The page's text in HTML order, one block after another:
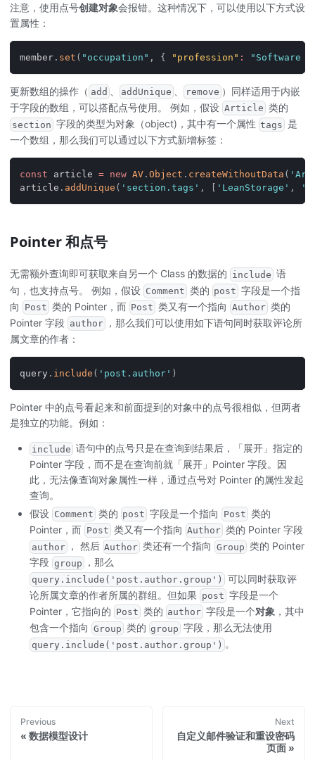
注意，使用点号创建对象会报错。这种情况下，可以使用以下方式设
置属性：
member . set ( "occupation" , { "profession" : "Software
更新数组的操作（ add addUnique remove ）同样适用于内嵌
于字段的数组，可以搭配点号使用。 例如，假设 Article 类的
section 字段的类型为对象（object)，其中有一个属性 tags 是
一个数组，那么我们可以通过以下方式新增标签：
const article = new AV . Object . createWithoutData (
article . addUnique ( 'section.tags' , 'LeanStorage' ,
Pointer 和点号
无需额外查询即可获取来自另一个 Class 的数据的 include 语
句，也支持点号。 例如，假设 Comment 类的 post 字段是一个指
向
Post 类的 Pointer，而 Post 类又有一个指向 Author 类的
Pointer 字段 author
，那么我们可以使用如下语句同时获取评论所
属文章的作者：
query . include ( 'post.author' )
Pointer 中的点号看起来和前面提到的对象中的点号很相似，但两者
是独立的功能。例如：
include 语句中的点号只是在查询到结果后，「展开」指定的
Pointer 字段，而不是在查询前就「展开」Pointer 字段。因
此，无法像查询对象属性一样，通过点号对 Pointer 的属性发起
查询。
假设 Comment 类的 post 字段是一个指向 Post 类的
Pointer，而 Post 类又有一个指向 Author 类的 Pointer 字段
author， 然后 Author 类还有一个指向Group 类的 Pointer
字段 group ，那么
query.include('post.author.group')
可以同时获取评
论所属文章的作者所属的群组。但如果 post 字段是一个
Pointer，它指向的 Post 类的 author 字段是一个对象 ，其中
包含一个指向 Group 类的 group 字段，那么无法使用
query.include('post.author.group') 。
Previous
数据模型设计
Next
自定义邮件验证和重设密码
页面